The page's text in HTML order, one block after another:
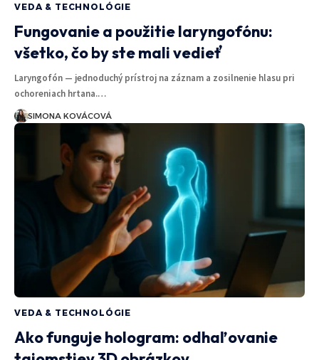
VEDA & TECHNOLÓGIE
Fungovanie a použitie laryngofónu:
všetko, čo by ste mali vedieť
Laryngofón — jednoduchý prístroj na záznam a zosilnenie hlasu pri
ochoreniach hrtana.…
SIMONA KOVÁCOVÁ
VEDA & TECHNOLÓGIE
Ako funguje hologram: odhaľovanie